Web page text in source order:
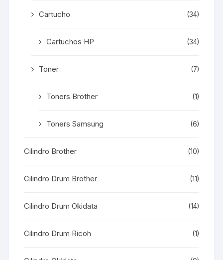
Cartucho (34)
Cartuchos HP (34)
Toner (7)
Toners Brother (1)
Toners Samsung (6)
Cilindro Brother (10)
Cilindro Drum Brother (11)
Cilindro Drum Okidata (14)
Cilindro Drum Ricoh (1)